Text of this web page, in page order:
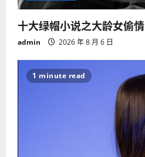
十大绿帽小说之大龄女偷情
admin 2026 年 8 月 6 日
1 minute read